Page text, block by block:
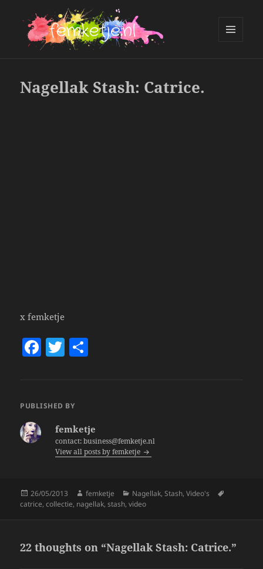
Nagellak Stash: Catrice.
x femketje
F
e
T
er
PUBLISHED BY
femketje
contact: business@femketje.nl
View all posts by femketje
Posted
on
26/05/2013 Author
femketje Categories
Nagellak,Stash,Video's
catrice,collectie, nagellak,stash,video
22 thoughts on “Nagellak Stash: Catrice.”